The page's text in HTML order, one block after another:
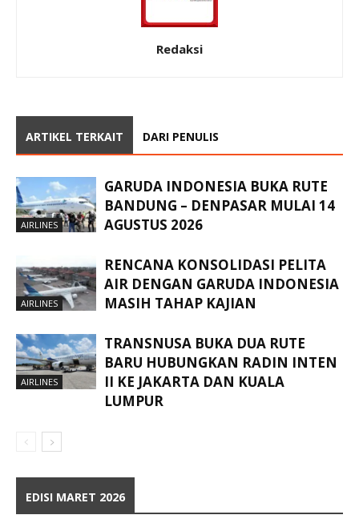
Redaksi
ARTIKEL TERKAIT DARI PENULIS
AIRLINES
GARUDA INDONESIA BUKA RUTE
BANDUNG – DENPASAR MULAI 14
AGUSTUS 2026
AIRLINES
RENCANA KONSOLIDASI PELITA
AIR DENGAN GARUDA INDONESIA
MASIH TAHAP KAJIAN
AIRLINES
TRANSNUSA BUKA DUA RUTE
BARU HUBUNGKAN RADIN INTEN
II KE JAKARTA DAN KUALA
LUMPUR
EDISI MARET 2026